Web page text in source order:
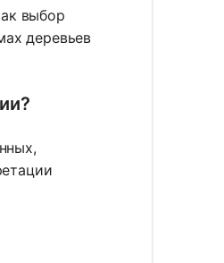
выбор
деревьев